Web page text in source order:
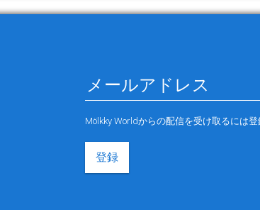
Mölkky Worldからの配信を受け取るには
登録